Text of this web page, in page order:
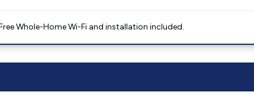
Whole-Home Wi-Fi and installation included.